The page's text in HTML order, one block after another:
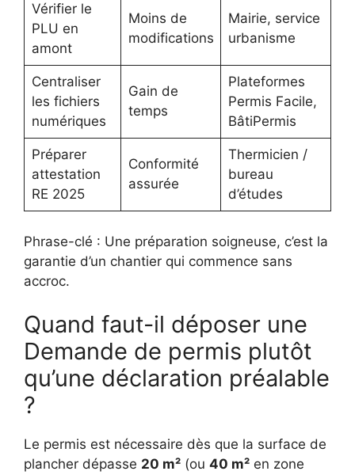
Vérifier le
PLU en
amont
Moins de
modifications
Mairie, service
urbanisme
Centraliser
les fichiers
numériques
Gain de
temps
Plateformes
Permis Facile,
BâtiPermis
Préparer
attestation
RE 2025
Conformité
assurée
Thermicien /
bureau
d’études
Phrase-clé : Une préparation soigneuse, c’est la
garantie d’un chantier qui commence sans
accroc.
Quand faut-il déposer une
Demande de permis plutôt
qu’une déclaration préalable
?
Le permis est nécessaire dès que la surface de
plancher dépasse 20 m² (ou 40 m² en zone